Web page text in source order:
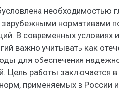
необходимостью
нормативами
В современных условиях
важно учитывать как
для обеспечения
Цель работы заключается
применяемых в России